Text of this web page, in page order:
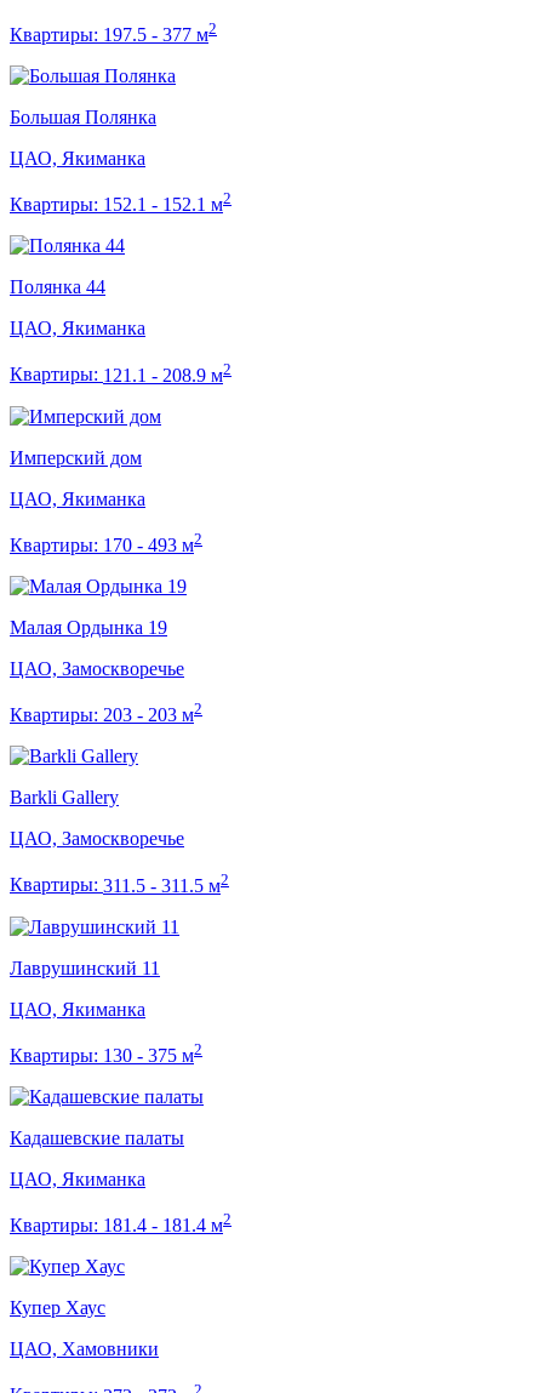
Квартиры: 197.5 - 377 м2
Большая Полянка
ЦАО, Якиманка
Квартиры: 152.1 - 152.1 м2
Полянка 44
ЦАО, Якиманка
Квартиры: 121.1 - 208.9 м2
Имперский дом
ЦАО, Якиманка
Квартиры: 170 - 493 м2
Малая Ордынка 19
ЦАО, Замоскворечье
Квартиры: 203 - 203 м2
Barkli Gallery
ЦАО, Замоскворечье
Квартиры: 311.5 - 311.5 м2
Лаврушинский 11
ЦАО, Якиманка
Квартиры: 130 - 375 м2
Кадашевские палаты
ЦАО, Якиманка
Квартиры: 181.4 - 181.4 м2
Купер Хаус
ЦАО, Хамовники
2